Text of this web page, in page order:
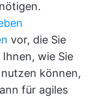
vor, die Sie
wie Sie
können,
für agiles